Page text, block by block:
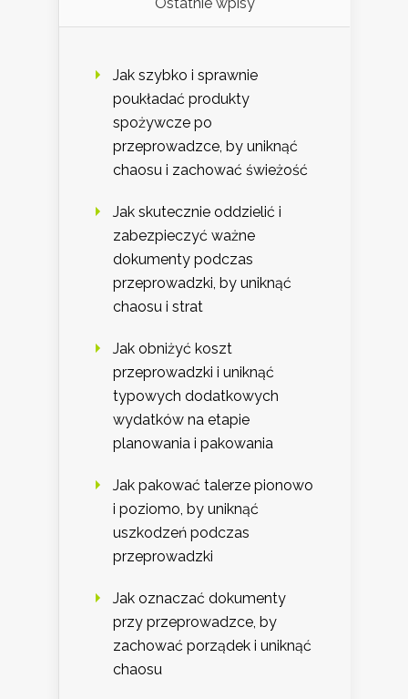
Jak szybko i sprawnie
poukładać produkty
spożywcze po
przeprowadzce, by uniknąć
chaosu i zachować świeżość
Jak skutecznie oddzielić i
zabezpieczyć ważne
dokumenty podczas
przeprowadzki, by uniknąć
chaosu i strat
Jak obniżyć koszt
przeprowadzki i uniknąć
typowych dodatkowych
wydatków na etapie
planowania i pakowania
Jak pakować talerze pionowo
i poziomo, by uniknąć
uszkodzeń podczas
przeprowadzki
Jak oznaczać dokumenty
przy przeprowadzce, by
zachować porządek i uniknąć
chaosu